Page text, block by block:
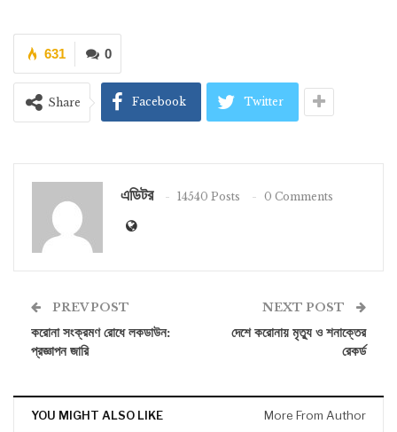
0
631
Share Facebook Twitter
এডিটর 14540 Posts 0 Comments
PREV POST
করোনা সংক্রমণ রোধে লকডাউন:
প্রজ্ঞাপন জারি
NEXT POST
দেশে করোনায় মৃত্যু ও শনাক্তের
রেকর্ড
YOU MIGHT ALSO LIKE More From Author